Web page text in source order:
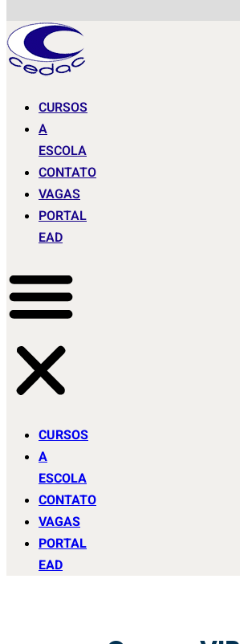
CURSOS
A
ESCOLA
CONTATO
VAGAS
PORTAL
EAD
CURSOS
A
ESCOLA
CONTATO
VAGAS
PORTAL
EAD